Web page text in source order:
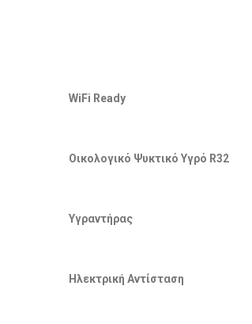
WiFi Ready
Οικολογικό Ψυκτικό Υγρό R32
Υγραντήρας
Ηλεκτρική Αντίσταση